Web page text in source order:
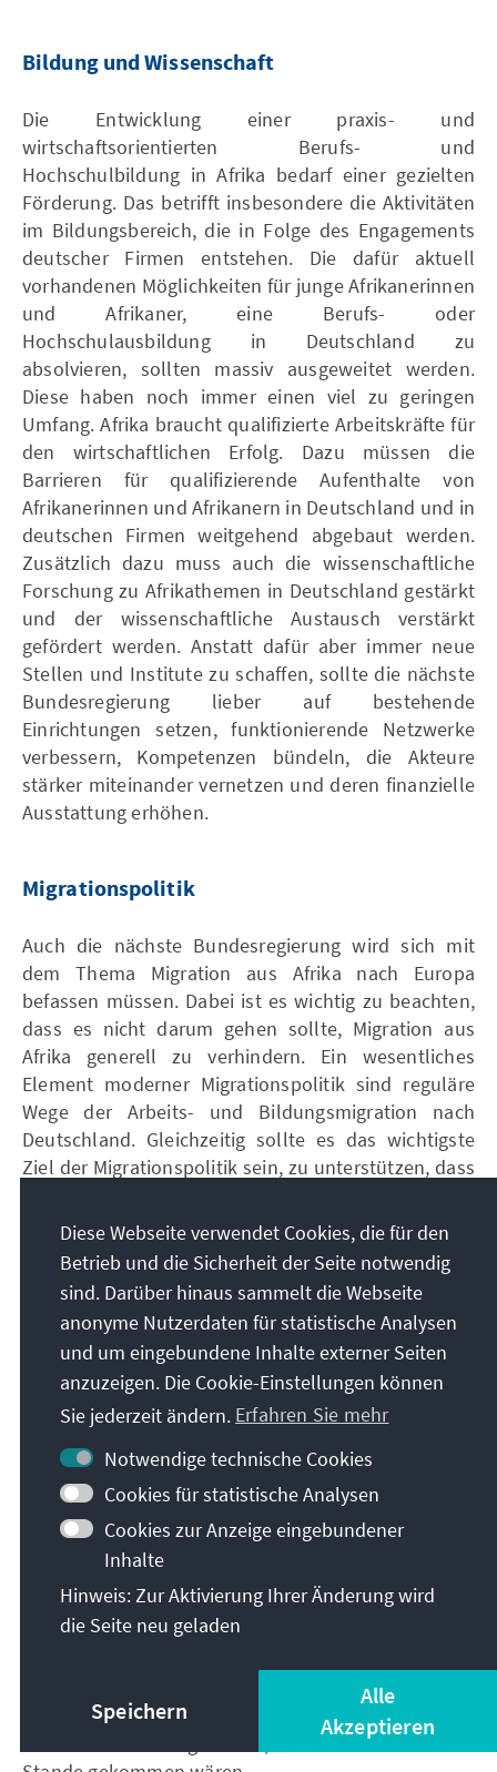
Bildung und Wissenschaft
Die Entwicklung einer praxis- und
wirtschaftsorientierten Berufs- und
Hochschulbildung in Afrika bedarf einer gezielten
Förderung. Das betrifft insbesondere die Aktivitäten
im Bildungsbereich, die in Folge des Engagements
deutscher Firmen entstehen. Die dafür aktuell
vorhandenen Möglichkeiten für junge Afrikanerinnen
und Afrikaner, eine Berufs- oder
Hochschulausbildung in Deutschland zu
absolvieren, sollten massiv ausgeweitet werden.
Diese haben noch immer einen viel zu geringen
Umfang. Afrika braucht qualifizierte Arbeitskräfte für
den wirtschaftlichen Erfolg. Dazu müssen die
Barrieren für qualifizierende Aufenthalte von
Afrikanerinnen und Afrikanern in Deutschland und in
deutschen Firmen weitgehend abgebaut werden.
Zusätzlich dazu muss auch die wissenschaftliche
Forschung zu Afrikathemen in Deutschland gestärkt
und der wissenschaftliche Austausch verstärkt
gefördert werden. Anstatt dafür aber immer neue
Stellen und Institute zu schaffen, sollte die nächste
Bundesregierung lieber auf bestehende
Einrichtungen setzen, funktionierende Netzwerke
verbessern, Kompetenzen bündeln, die Akteure
stärker miteinander vernetzen und deren finanzielle
Ausstattung erhöhen.
Migrationspolitik
Auch die nächste Bundesregierung wird sich mit
dem Thema Migration aus Afrika nach Europa
befassen müssen. Dabei ist es wichti g zu beachten,
dass es nicht darum gehen sollte, Migration aus
Afrika generell zu verhindern. Ein wesentliches
Element moderner Migrationspolitik sind reguläre
Wege der Arbeits- und Bildungsmigration nach
Deutschland. Gleichzeitig sollte es das wichtigste
Ziel der Migrationspolitik sein, zu unterstützen, dass
und wirtschaftliche Perspektiven in ihren
Heimatländern und auf dem Kontinent haben. Eine
sehr viel stärkere Konzentration auf den Ausbau der
wirtschaftlichen Zusammenarbeit und die Schaffung
zukunftsträchtig er Arbeitsplätz e ist mit Abstand die
wirksamste und nachhaltigste Möglichkeit der
Bekämpfung der Ursachen von Flucht und
Migration.
Fazit
Die scheidende Bundeskanzlerin Angela Merkel hat
sehr viel präsenter gemacht. Sie hat aus der
Überzeugung gehandelt, dass es in Afrika mehr
verstanden, dass noch sehr viel zu tun ist, sondern
auch auf nationaler, europäischer und globaler
Ebene Initiativen gestartet, die ohne sie nie zu
Diese Webseite verwendet Cookies, die für den
Betrieb und die Sicherheit der Seite notwendig
sind. Darüber hinaus sammelt die Webseite
anonyme Nutzerdaten für statistische Analysen
und um eingebundene Inhalte externer Seiten
anzuzeigen. Die Cookie-Einstellungen können
Sie jederzeit ändern. Erfahren Sie mehr
Notwendige technische Cookies
Cookies für statistische Analysen
Cookies zur Anzeige eingebundener
Inhalte
Hinweis: Zur Aktivierung Ihrer Änderung wird
die Seite neu geladen
Speichern
Alle
Akzeptieren